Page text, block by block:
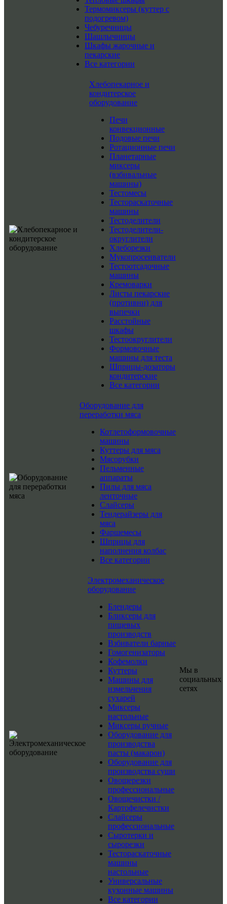
Термомиксеры (куттер с
подогревом)
Чебуречницы
Шашлычницы
Шкафы жарочные и
пекарские
Все категории
Хлебопекарное и
кондитерское
оборудование
Печи
конвекционные
Подовые печи
Ротационные печи
Планетарные
миксеры
(взбивальные
машины)
Тестомесы
Тестораскаточные
машины
Тестоделители
Тестоделители-
округлители
Хлеборезки
Мукопросеиватели
Тестоотсадочные
машины
Кремоварки
Листы пекарские
(противни) для
выпечки
Расстойные
шкафы
Тестоокруглители
Формовочные
машины для теста
Шприцы-дозаторы
кондитерские
Все категории
Оборудование для
переработки мяса
Котлетоформовочные
машины
Куттеры для мяса
Мясорубки
Пельменные
аппараты
Пилы для мяса
ленточные
Слайсеры
Тендерайзеры для
мяса
Фаршемесы
Шприцы для
наполнения колбас
Все категории
Электромеханическое
оборудование
Блендеры
Бликсеры для
пищевых
производств
Взбиватели барные
Гомогенизаторы
Кофемолки
Куттеры
Машины для
измельчения
сухарей
Миксеры
настольные
Миксеры ручные
Оборудование для
производства
пасты (макарон)
Оборудование для
производства суши
Овощерезки
профессиональные
Овощечистки /
Картофелечистки
Слайсеры
профессиональные
Сыротерки и
сырорезки
Тестораскаточные
машины
настольные
Универсальные
кухонные машины
Все категории
Мы в
социальных
сетях